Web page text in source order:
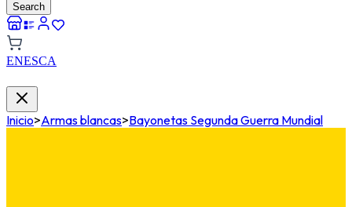
Search
ENESCA
Inicio>Armas blancas>Bayonetas Segunda Guerra Mundial